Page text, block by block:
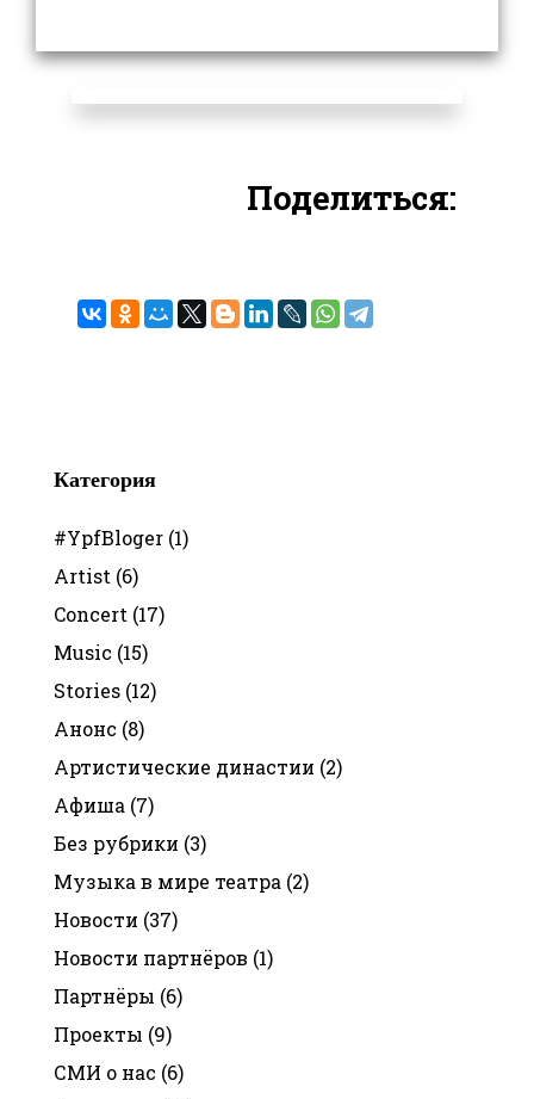
Поделиться:
Категория
#YpfBloger (1)
Artist (6)
Concert (17)
Music (15)
Stories (12)
Анонс (8)
Артистические династии (2)
Афиша (7)
Без рубрики (3)
Музыка в мире театра (2)
Новости (37)
Новости партнёров (1)
Партнёры (6)
Проекты (9)
СМИ о нас (6)